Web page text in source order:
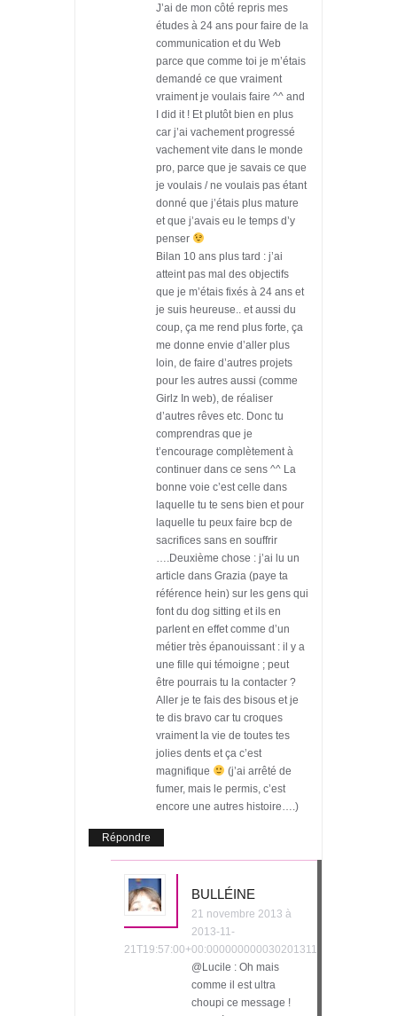
J’ai de mon côté repris mes
études à 24 ans pour faire de la
communication et du Web
parce que comme toi je m’étais
demandé ce que vraiment
vraiment je voulais faire ^^ and
I did it ! Et plutôt bien en plus
car j’ai vachement progressé
vachement vite dans le monde
pro, parce que je savais ce que
je voulais / ne voulais pas étant
donné que j’étais plus mature
et que j’avais eu le temps d’y
penser
Bilan 10 ans plus tard : j’ai
atteint pas mal des objectifs
que je m’étais fixés à 24 ans et
je suis heureuse.. et aussi du
coup, ça me rend plus forte, ça
me donne envie d’aller plus
loin, de faire d’autres projets
pour les autres aussi (comme
Girlz In web), de réaliser
d’autres rêves etc. Donc tu
comprendras que je
t’encourage complètement à
continuer dans ce sens ^^ La
bonne voie c’est celle dans
laquelle tu te sens bien et pour
laquelle tu peux faire bcp de
sacrifices sans en souffrir
….Deuxième chose : j’ai lu un
article dans Grazia (paye ta
référence hein) sur les gens qui
font du dog sitting et ils en
parlent en effet comme d’un
métier très épanouissant : il y a
une fille qui témoigne ; peut
être pourrais tu la contacter ?
Aller je te fais des bisous et je
te dis bravo car tu croques
vraiment la vie de toutes tes
jolies dents et ça c’est
magnifique
(j’ai arrêté de
fumer, mais le permis, c’est
encore une autres histoire….)
Répondre
BULLÉINE
21 novembre 2013 à
2013-11-
21T19:57:00+00:000000000030201311
@Lucile : Oh mais
comme il est ultra
choupi ce message !